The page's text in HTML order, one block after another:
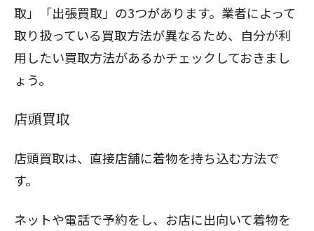
取」「出張買取」の3つがあります。業者によって
取り扱っている買取方法が異なるため、自分が利
用したい買取方法があるかチェックしておきまし
ょう。
店頭買取
店頭買取は、直接店舗に着物を持ち込む方法で
す。
ネットや電話で予約をし、お店に出向いて着物を